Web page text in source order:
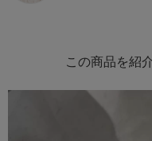
この商品を紹